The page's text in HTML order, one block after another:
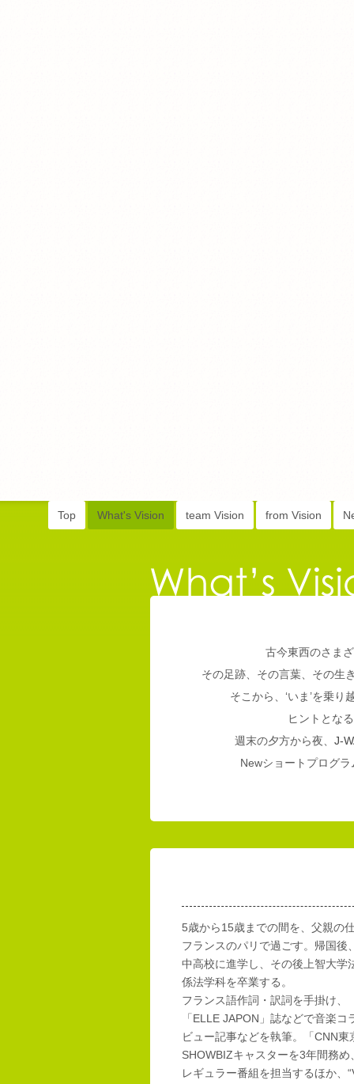
Top What's Vision team Vision from Vision
古今東西のさま
その足跡、その言葉、その生
そこから、‘いま’を乗
ヒントとな
週末の夕方から夜、 J-
Newショートプログ
5歳から15歳までの間を、父親の
フランスのパリで過ごす。帰国後
中高校に進学し、その後上智大学
係法学科を卒業する。
フランス語作詞・訳詞を手掛け、
「ELLE JAPON」誌などで音楽コ
ビュー記事などを執筆。「CNN東
SHOWBIZキャスターを3年間務め
レギュラー番組を担当するほか、